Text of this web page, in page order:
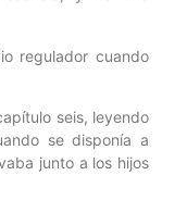
regulador cuando
seis, leyendo
se disponía a
junto a los hijos